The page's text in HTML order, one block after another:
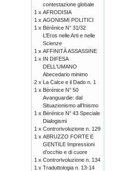
contestazione globale
1 x AFRODISIA
1 x AGONISMI POLITICI
1 x Bérénice N° 31/32
L’Eros nelle Arti e nelle
Scienze
1 x AFFINITÀ ASSASSINE
1 x IN DIFESA
DELL'UMANO
Abecedario minimo
2 x La Calce e il Dado n. 1
1 x Bérénice N° 50
Avanguardie: dal
Situazionismo all'Inismo
1 x Bérénice N° 43 Speciale
Dialogismi
1 x Controrivoluzione n. 129
1 x ABRUZZO FORTE E
GENTILE Impressioni
d’occhio e di cuore
1 x Controrivoluzione n. 134
1 x Traduttologia n. 13-14